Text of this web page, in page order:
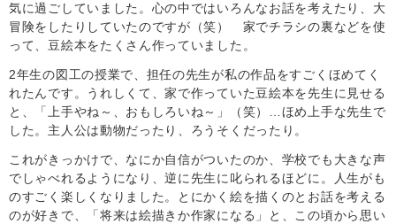
気に過ごしていました。心の中ではいろんなお話を考えたり、大
冒険をしたりしていたのですが（笑） 家でチラシの裏などを使
って、豆絵本をたくさん作っていました。
2年生の図工の授業で、担任の先生が私の作品をすごくほめてく
れたんです。うれしくて、家で作っていた豆絵本を先生に見せる
と、「上手やね～、おもしろいね～」（笑）…ほめ上手な先生で
した。主人公は動物だったり、ろうそくだったり。
これがきっかけで、なにか自信がついたのか、学校でも大きな声
でしゃべれるようになり、逆に先生に叱られるほどに。人生がも
のすごく楽しくなりました。とにかく絵を描くのとお話を考える
のが好きで、「将来は絵描きか作家になる」と、この頃から思い